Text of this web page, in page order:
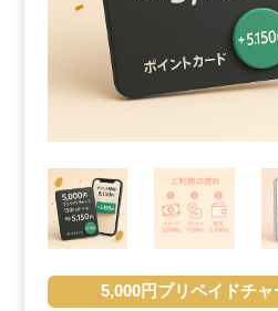
5,000円プリペイドチ